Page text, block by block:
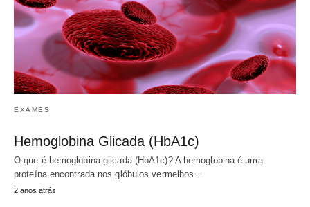
EXAMES
Hemoglobina Glicada (HbA1c)
O que é hemoglobina glicada (HbA1c)? A hemoglobina é uma
proteína encontrada nos glóbulos vermelhos…
2 anos atrás